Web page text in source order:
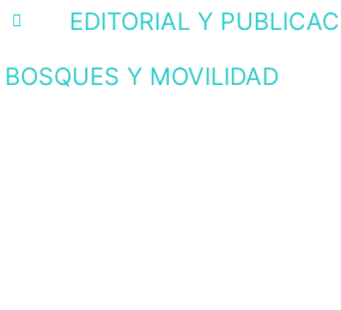
EDITORIAL Y
BOSQUES Y MOVILIDAD